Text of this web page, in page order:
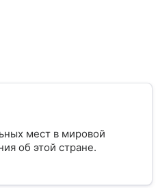
мест в мировой
об этой стране.